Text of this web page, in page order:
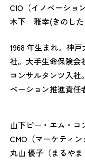
CIO（イノベーショ
木下 雅幸(きのした
1968 年生まれ。神
社。大手生命保険会
コンサルタンツ入
ベーション推進責任
山下ピー・エム・コ
CMO（マーケティン
丸山 優子（まるや